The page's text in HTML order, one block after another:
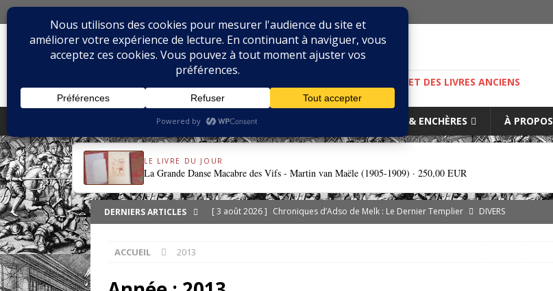
BIBLIOPHILIE.COM
LE BLOG DU BIBLIOPHILE, DES BIBLIOPHILES, DE LA BIBLIOPHILIE ET DES LIVRES ANCIENS
SÉRIES LIVRES & RELIURES MARCHÉ & ENCHÈRES À PROPOS
LE LIVRE DU JOUR
La Grande Danse Macabre des Vifs - Martin van Maële (1905-1909) ·250,00 EUR
DERNIERS ARTICLES [ 3 août 2026 ] Chroniques d’Adso de Melk : Le Dernier Templier
DIVERS
retrouver?
ACCUEIL 2013